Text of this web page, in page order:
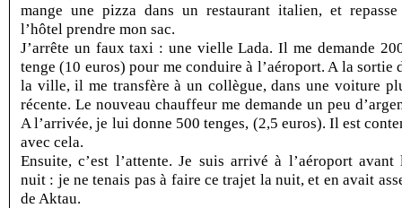
mange une pizza dans un restaurant italien, et
l’hôtel prendre mon sac.
J’arrête un faux taxi : une vielle Lada. Il me demande
tenge (10 euros) pour me conduire à l’aéroport. A la sortie
la ville, il me transfère à un collègue, dans une voiture
récente. Le nouveau chauffeur me demande un peu
A l’arrivée, je lui donne 500 tenges, (2,5 euros). Il est
avec cela.
Ensuite, c’est l’attente. Je suis arrivé à l’aéroport avant
nuit : je ne tenais pas à faire ce trajet la nuit, et en avait
de Aktau.